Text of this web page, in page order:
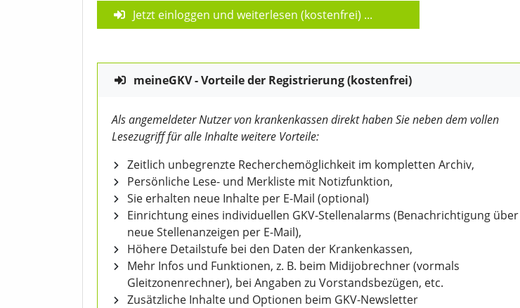
Jetzt einloggen und weiterlesen (kostenfrei) ...
meineGKV - Vorteile der Registrierung (kostenfrei)
Als angemeldeter Nutzer von krankenkassen direkt haben Sie neben dem vollen
Lesezugriff für alle Inhalte weitere Vorteile:
Zeitlich unbegrenzte Recherchemöglichkeit im kompletten Archiv,
Persönliche Lese- und Merkliste mit Notizfunktion,
Sie erhalten neue Inhalte per E-Mail (optional)
Einrichtung eines individuellen GKV-Stellenalarms (Benachrichtigung über
neue Stellenanzeigen per E-Mail),
Höhere Detailstufe bei den Daten der Krankenkassen,
Mehr Infos und Funktionen, z. B. beim Midijobrechner (vormals
Gleitzonenrechner), bei Angaben zu Vorstandsbezügen, etc.
Zusätzliche Inhalte und Optionen beim GKV-Newsletter